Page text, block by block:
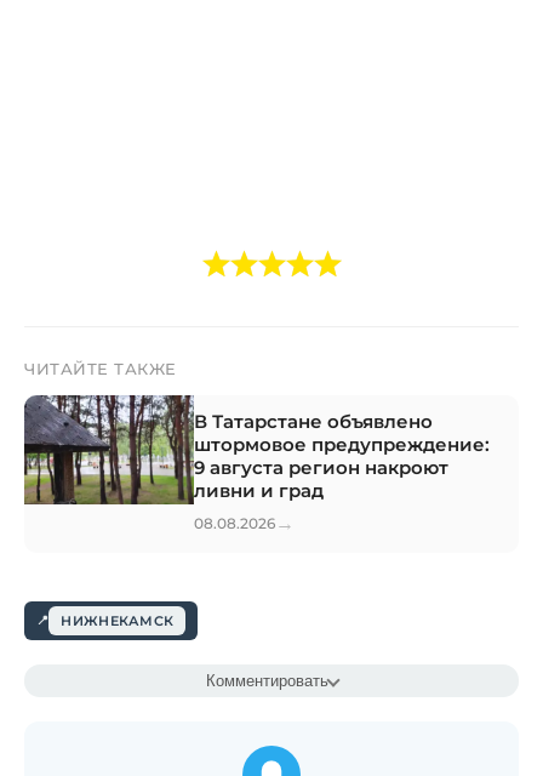
ЧИТАЙТЕ ТАКЖЕ
В Татарстане объявлено
штормовое предупреждение:
9 августа регион накроют
ливни и град
08.08.2026 →
НИЖНЕКАМСК
Комментировать